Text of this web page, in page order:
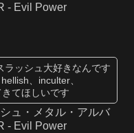
- Evil Power
ッシュ大好きなんです
、inculter、
てほしいです
ュ・メタル・アルバ
- Evil Power